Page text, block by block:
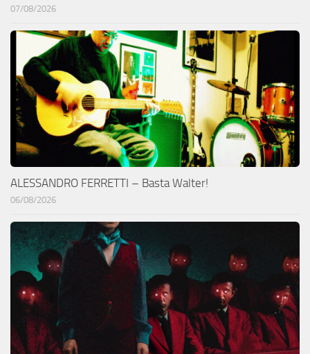
07/08/2026
ALESSANDRO FERRETTI – Basta Walter!
06/08/2026